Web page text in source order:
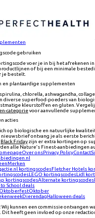
gebruiken
voer je in bij het afrekenen
of bij een minimale
je bestelt.
en plantaardige supplementen
chlorella, ashwagandha,
diverse superfood-poeders van
kleurstoffen en gluten.
categorievoor aanvullende
acties
op biologische en natuurlijke
ontvang je als eerste
Black Fridayzijn er extra kortingen op
alle Nature's Finest-aanbiedingen
Over onsPrivacy PolicyContact
Merken
kortingscodesFletcher Hotels
LEGO kortingscodesLidl
kortingscodesAlternate kortingscodes
to School deals
OktoberfestOktober
Dierendag Halloween deals
Wij kunnen een commissie ontvangen
Dit heeft geen invloed op onze